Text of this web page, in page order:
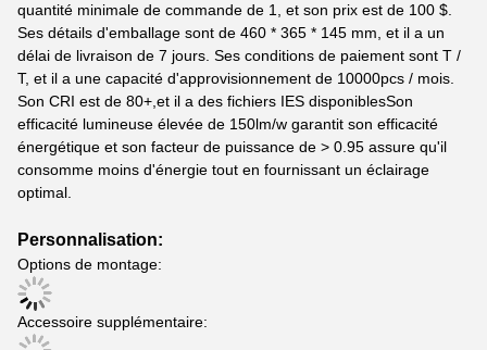
quantité minimale de commande de 1, et son prix est de 100 $.
Ses détails d'emballage sont de 460 * 365 * 145 mm, et il a un
délai de livraison de 7 jours. Ses conditions de paiement sont T /
T, et il a une capacité d'approvisionnement de 10000pcs / mois.
Son CRI est de 80+,et il a des fichiers IES disponiblesSon
efficacité lumineuse élevée de 150lm/w garantit son efficacité
énergétique et son facteur de puissance de > 0.95 assure qu'il
consomme moins d'énergie tout en fournissant un éclairage
optimal.
Personnalisation:
Options de montage:
Accessoire supplémentaire: